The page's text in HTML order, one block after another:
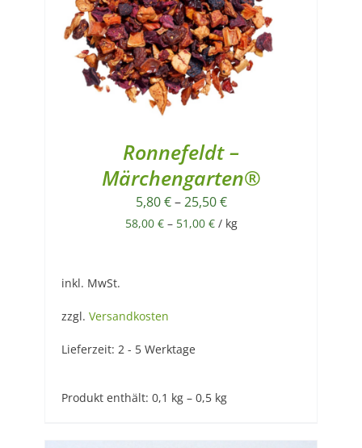
Ronnefeldt –
Märchengarten®
5,80€–25,50€
58,00 €– 51,00 €/ kg
inkl. MwSt.
zzgl. Versandkosten
Lieferzeit: 2 - 5 Werktage
Produkt enthält: 0,1 kg – 0,5 kg